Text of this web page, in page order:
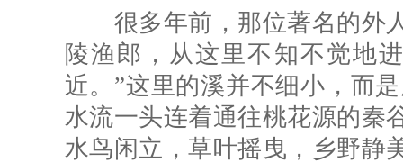
很多年前，那位著名的外
陵渔郎，从这里不知不觉地
近。”这里的溪并不细小，而
水流一头连着通往桃花源的秦
水鸟闲立，草叶摇曳，乡野静